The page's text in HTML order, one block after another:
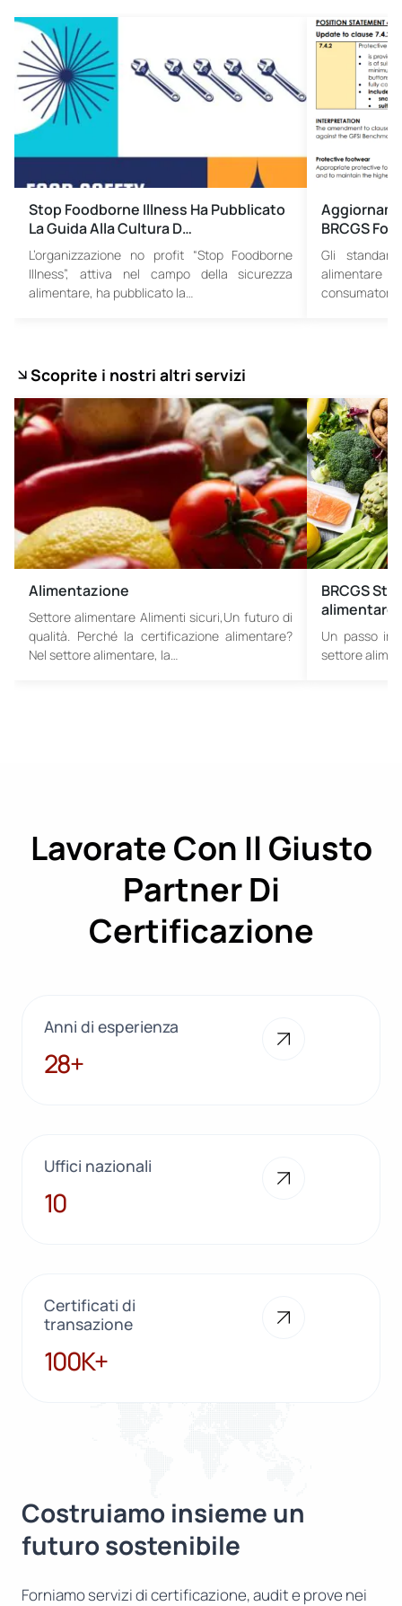
Stop Foodborne Illness Ha Pubblicato
La Guida Alla Cultura D…
L’organizzazione no profit “Stop Foodborne
Illness”, attiva nel campo della sicurezza
alimentare, ha pubblicato la…
BRCGS
Gli
alimentare
consumatori
Scoprite i nostri altri servizi
Alimentazione
Settore alimentare Alimenti sicuri,Un futuro di
qualità. Perché la certificazione alimentare?
Nel settore alimentare, la…
BRCGS
alimentare
Un passo
settore
Lavorate Con Il Giusto
Partner Di
Certificazione
Anni di esperienza
28+
28+
Uffici nazionali
10
10
Certificati di
transazione
100K+
100K+
Costruiamo insieme un
futuro sostenibile
Forniamo servizi di certificazione, audit e prove nei